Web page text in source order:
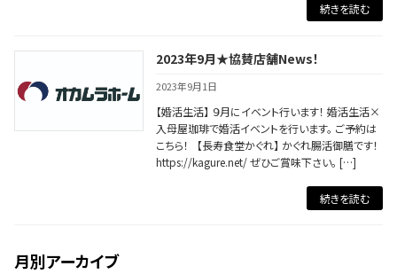
続きを読む
2023年9月★協賛店舗News！
2023年9月1日
【婚活生活】 ９月にイベント行います！ 婚活生活×
入母屋珈琲で婚活イベントを行います。 ご予約は
こちら！ 【長寿食堂かぐれ】 かぐれ腸活御膳です！
https://kagure.net/ ぜひご賞味下さい。 […]
続きを読む
月別アーカイブ